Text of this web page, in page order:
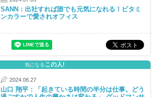
SANN：出社すれば誰でも元気になれる！ビタミ
ンカラーで愛されオフィス
気になるこの人!
2024.06.27
山口 翔平：「起きている時間の半分は仕事。どう